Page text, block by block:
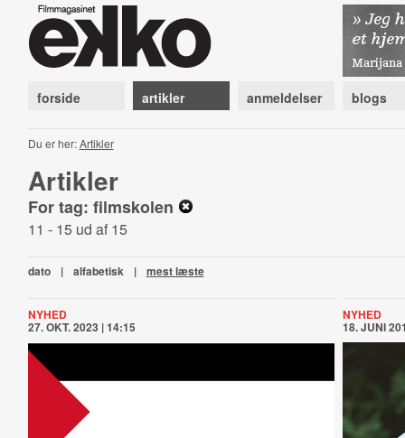
forside artikler anmeldelser blogs
Du er her:Artikler
Artikler
For tag: filmskolen
11 - 15 ud af 15
dato | alfabetisk | mest læste
NYHED
27. OKT. 2023 | 14:15
NYHED
18. JUNI